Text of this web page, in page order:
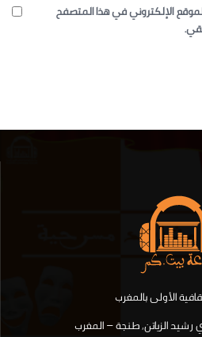
الإلكتروني في هذا المتصفح
الأولى بالمغرب
رشيد الزياتن, طنجة – المغرب